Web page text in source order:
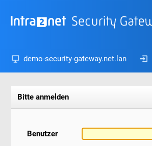
demo-security-gateway.net.lan
Bitte anmelden
Benutzer